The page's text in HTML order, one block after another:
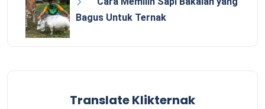
Bagus Untuk Ternak
Translate Klikternak